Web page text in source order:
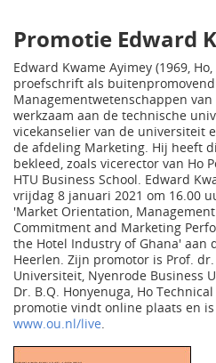
Promotie Edward
Edward Kwame Ayimey (1969,
proefschrift als
Managementwetenschappen
werkzaam aan de technische
vicekanselier van de universiteit
de afdeling Marketing. Hij heeft
bekleed, zoals vicerector van Ho
HTU Business School. Edward
vrijdag 8 januari 2021 om 16.00
'Market Orientation,
Commitment and Marketing
the Hotel Industry of Ghana' aan
Heerlen. Zijn promotor is Prof. dr.
Universiteit, Nyenrode Business
Dr. B.Q. Honyenuga, Ho
promotie vindt online plaats en
www.ou.nl/live.